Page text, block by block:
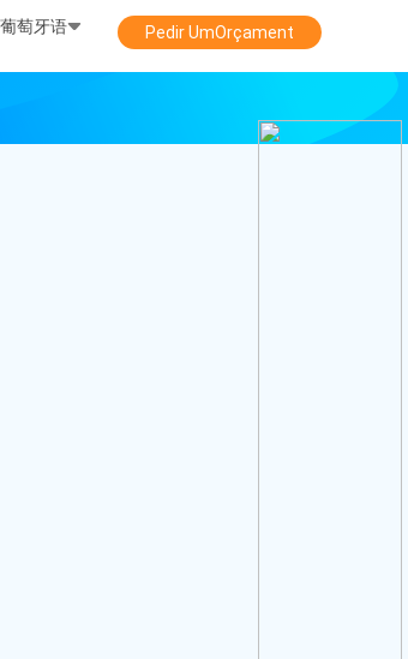
葡萄牙语 Pedir UmOrçament